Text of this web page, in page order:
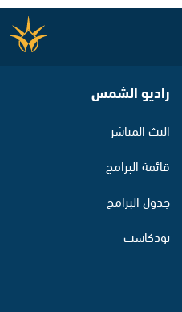
راديو الشمس
البث المباشر
قائمة البرامج
جدول البرامج
بودكاست